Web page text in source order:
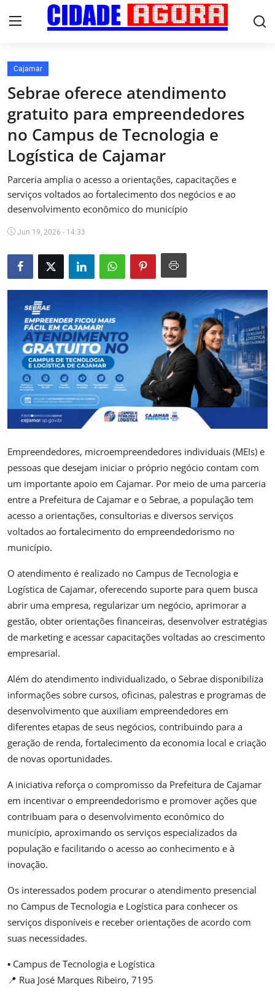
Início
Fale Conosco
Brasil
Cidades
Esportes
Tecnologia
Cultura
Saúde
Cajamar
Sebrae oferece atendimento
gratuito para empreendedores
no Campus de Tecnologia e
Logística de Cajamar
Parceria amplia o acesso a orientações, capacitações e
serviços voltados ao fortalecimento dos negócios e ao
desenvolvimento econômico do município
Jun 19, 2026 - 14:33
Empreendedores, microempreendedores individuais (MEIs) e
pessoas que desejam iniciar o próprio negócio contam com
um importante apoio em Cajamar. Por meio de uma parceria
entre a Prefeitura de Cajamar e o Sebrae, a população tem
acesso a orientações, consultorias e diversos serviços
voltados ao fortalecimento do empreendedorismo no
município.
O atendimento é realizado no Campus de Tecnologia e
Logística de Cajamar, oferecendo suporte para quem busca
abrir uma empresa, regularizar um negócio, aprimorar a
gestão, obter orientações financeiras, desenvolver estratégias
de marketing e acessar capacitações voltadas ao crescimento
empresarial.
Além do atendimento individualizado, o Sebrae disponibiliza
informações sobre cursos, oficinas, palestras e programas de
desenvolvimento que auxiliam empreendedores em
diferentes etapas de seus negócios, contribuindo para a
geração de renda, fortalecimento da economia local e criação
de novas oportunidades.
A iniciativa reforça o compromisso da Prefeitura de Cajamar
em incentivar o empreendedorismo e promover ações que
contribuam para o desenvolvimento econômico do
município, aproximando os serviços especializados da
população e facilitando o acesso ao conhecimento e à
inovação.
Os interessados podem procurar o atendimento presencial
no Campus de Tecnologia e Logística para conhecer os
serviços disponíveis e receber orientações de acordo com
suas necessidades.
▪️ Campus de Tecnologia e Logística
📍 Rua José Marques Ribeiro, 7195